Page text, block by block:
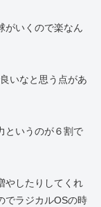
がいくので楽なん
いなと思う点があ
というのが６割で
やしたりしてくれ
でラジカルOSの時